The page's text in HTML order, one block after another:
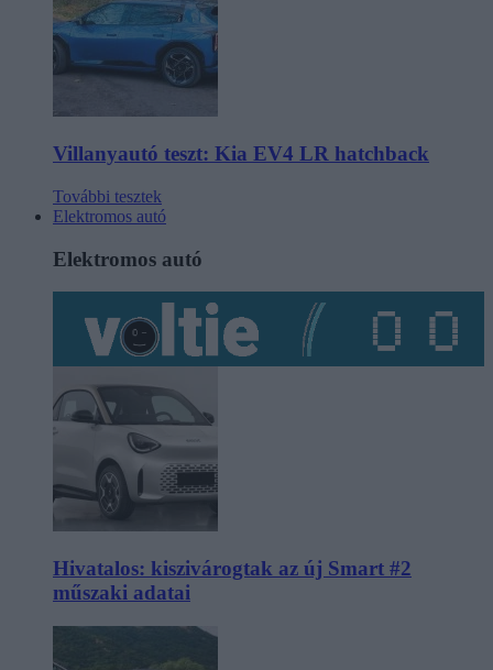
Villanyautó teszt: Kia EV4 LR hatchback
További tesztek
Elektromos autó
Elektromos autó
Hivatalos: kiszivárogtak az új Smart #2
műszaki adatai